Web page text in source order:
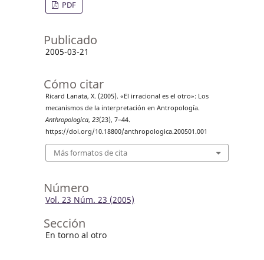
PDF
Publicado
2005-03-21
Cómo citar
Ricard Lanata, X. (2005). «El irracional es el otro»: Los
mecanismos de la interpretación en Antropología.
Anthropologica, 23(23), 7–44.
https://doi.org/10.18800/anthropologica.200501.001
Más formatos de cita
Número
Vol. 23 Núm. 23 (2005)
Sección
En torno al otro